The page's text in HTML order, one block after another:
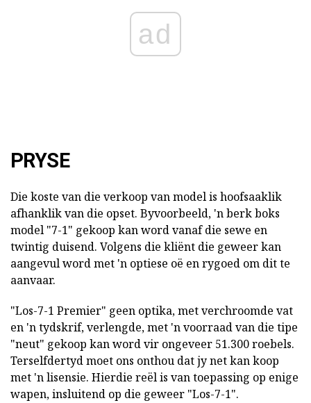
ad
PRYSE
Die koste van die verkoop van model is hoofsaaklik
afhanklik van die opset. Byvoorbeeld, 'n berk boks
model "7-1" gekoop kan word vanaf die sewe en
twintig duisend. Volgens die kliënt die geweer kan
aangevul word met 'n optiese oë en rygoed om dit te
aanvaar.
"Los-7-1 Premier" geen optika, met verchroomde vat
en 'n tydskrif, verlengde, met 'n voorraad van die tipe
"neut" gekoop kan word vir ongeveer 51.300 roebels.
Terselfdertyd moet ons onthou dat jy net kan koop
met 'n lisensie. Hierdie reël is van toepassing op enige
wapen, insluitend op die geweer "Los-7-1".